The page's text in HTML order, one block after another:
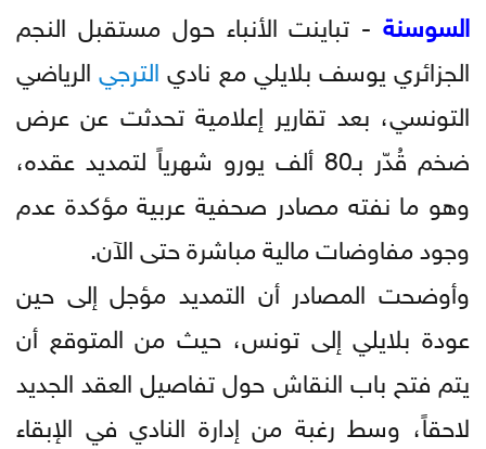
السوسنة - تباينت الأنباء حول مستقبل النجم
الجزائري يوسف بلايلي مع ناديالترجيالرياضي
التونسي، بعد تقارير إعلامية تحدثت عن عرض
ضخم قُدّر بـ80 ألف يورو شهرياً لتمديد عقده،
وهو ما نفته مصادر صحفية عربية مؤكدة عدم
وجود مفاوضات مالية مباشرة حتى الآن.
وأوضحت المصادر أن التمديد مؤجل إلى حين
عودة بلايلي إلى تونس، حيث من المتوقع أن
يتم فتح باب النقاش حول تفاصيل العقد الجديد
لاحقاً، وسط رغبة من إدارة النادي في الإبقاء